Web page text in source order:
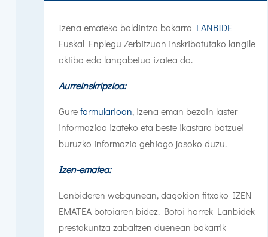
Izena emateko baldintza bakarra LANBIDE
Euskal Enplegu Zerbitzuan inskribatutako langile
aktibo edo langabetua izatea da.
Aurreinskripzioa:
Gureformularioan, izena eman bezain laster
informazioa izateko eta beste ikastaro batzuei
buruzko informazio gehiago jasoko duzu.
Izen-ematea:
Lanbideren webgunean, dagokion fitxako IZEN
EMATEA botoiaren bidez. Botoi horrek Lanbidek
prestakuntza zabaltzen duenean bakarrik